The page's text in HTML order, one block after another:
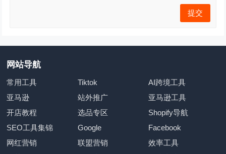
网站导航
常用工具 Tiktok
AI跨境工具
亚马逊
站外推广
亚马逊工具
开店教程
选品专区
Shopify导航
SEO工具集锦
Google
Facebook
网红营销
联盟营销
效率工具